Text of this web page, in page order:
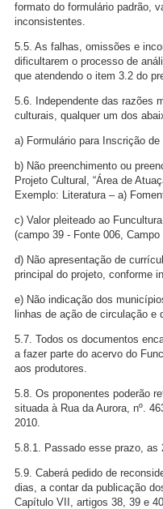
formato do formulário padrão,
inconsistentes.
5.5. As falhas, omissões e
dificultarem o processo de
que atendendo o item 3.2 do
5.6. Independente das razões
culturais, qualquer um dos
a) Formulário para Inscrição
b) Não preenchimento ou
Projeto Cultural, “Área de
Exemplo: Literatura – a)
c) Valor pleiteado ao
(campo 39 - Fonte 006,
d) Não apresentação de
principal do projeto, conforme
e) Não indicação dos
linhas de ação de circulação e
5.7. Todos os documentos
a fazer parte do acervo do
aos produtores.
5.8. Os proponentes poderão
situada à Rua da Aurora, nº.
2010.
5.8.1. Passado esse prazo, as
5.9. Caberá pedido de
dias, a contar da publicação
Capítulo VII, artigos 38, 39 e